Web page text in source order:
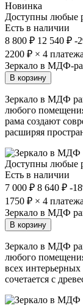
Новинка
Доступны любые
Есть в наличии
8 800 ₽ 12 540 ₽ -
2200 ₽ × 4
Зеркало в МДФ-
В корзину
Зеркало в МДФ
любого
рама создают
расширяя
Доступны любые
Есть в наличии
7 000 ₽ 8 640 ₽ -
1750 ₽ × 4
Зеркало в МДФ
В корзину
Зеркало в МДФ
любого
всех
сочетается с